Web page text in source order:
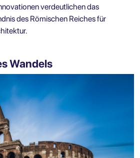
verdeutlichen das
des Römischen Reiches für
Wandels